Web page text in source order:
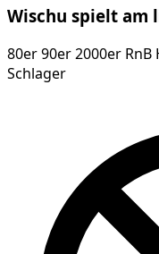
Wischu spielt am
80er 90er 2000er
Schlager